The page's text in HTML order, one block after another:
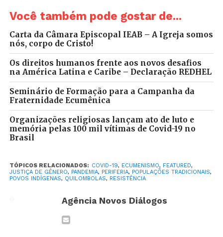
alimentação e segurança alimentar estão
seriamente comprometidos.
A CESE continua apoiando iniciativas do
movimento popular que expressam a luta
pela resistência e pela garantia de direitos,
mas agora priorizando iniciativas de caráter
emergencial e humanitário no combate ao
avanço do coronavírus.
Inicialmente já foram disponibilizados cerca
de 500 mil reais doFundo de Apoio a
Pequenos Projetos
que atuam em territórios de vulnerabilidade,
priorizando comunidades de periferia de
povos indígenas, famílias sem teto,
pescadores e pescadoras, quilombolas e
Você também pode gostar de...
Carta da Câmara Episcopal IEAB – A Igreja somos
nós, corpo de Cristo!
Os direitos humanos frente aos novos desafios
na América Latina e Caribe – Declaração REDHEL
Seminário de Formação para a Campanha da
Fraternidade Ecumênica
Organizações religiosas lançam ato de luto e
memória pelas 100 mil vítimas de Covid-19 no
Brasil
TÓPICOS RELACIONADOS: COVID-19, ECUMENISMO, FEATURED,
JUSTIÇA DE GÊNERO, PANDEMIA, PERIFERIA, POPULAÇÕES TRADICIONAIS,
POVOS INDÍGENAS, QUILOMBOLAS, RESISTÊNCIA
Agência Novos Diálogos